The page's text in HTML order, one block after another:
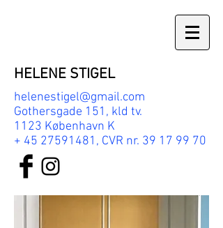
HELENE STIGEL
helenestigel@gmail.com
Gothersgade 151, kld tv.
1123 København K
+ 45 27591481 , CVR nr. 39 17 99 70